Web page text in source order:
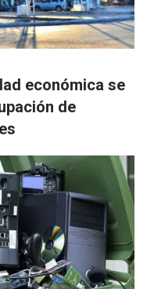
económica se
de